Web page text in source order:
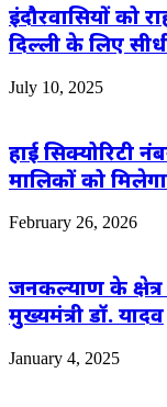
इंदौरवासियों को
दिल्ली के लिए
July 10, 2025
हाई सिक्योरिटी
मालिकों को
February 26, 2026
जनकल्याण के क्षेत्र
मुख्यमंत्री डॉ. यादव
January 4, 2025